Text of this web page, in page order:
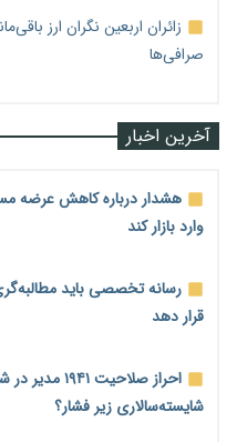
زائران اربعین نگران ارز
صرافی‌ها
آخرین اخبار
هشدار درباره کاهش عرضه
وارد بازار کند
رسانه تخصصی باید
قرار دهد
احراز
شایسته‌سالاری زیر فشار؟